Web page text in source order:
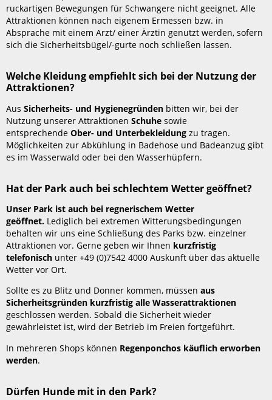
ruckartigen Bewegungen für Schwangere nicht geeignet. Alle
Attraktionen können nach eigenem Ermessen bzw. in
Absprache mit einem Arzt/ einer Ärztin genutzt werden, sofern
sich die Sicherheitsbügel/-gurte noch schließen lassen.
Welche Kleidung empfiehlt sich bei der Nutzung der
Attraktionen?
AusSicherheits- und Hygienegründen bitten wir, bei der
Nutzung unserer AttraktionenSchuhe sowie
entsprechendeOber- und Unterbekleidungzu tragen.
Möglichkeiten zur Abkühlung in Badehose und Badeanzug gibt
es im Wasserwald oder bei den Wasserhüpfern.
Hat der Park auch bei schlechtem Wetter geöffnet?
Unser Park ist auch bei regnerischem Wetter
geöffnet. Lediglich bei extremen Witterungsbedingungen
behalten wir uns eine Schließung des Parks bzw. einzelner
Attraktionen vor. Gerne geben wir Ihnen kurzfristig
telefonisch unter +49 (0)7542 4000 Auskunft über das aktuelle
Wetter vor Ort.
Sollte es zu Blitz und Donner kommen, müssen aus
Sicherheitsgründen kurzfristig alle Wasserattraktionen
geschlossen werden. Sobald die Sicherheit wieder
gewährleistet ist, wird der Betrieb im Freien fortgeführt.
In mehreren Shops können Regenponchos käuflich erworben
werden.
Dürfen Hunde mit in den Park?